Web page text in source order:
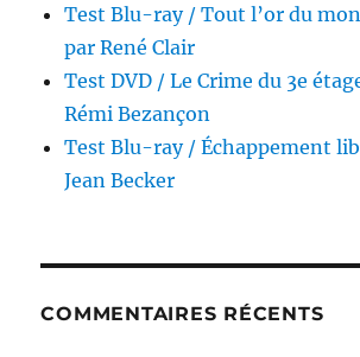
Test Blu-ray / Tout l’or du
par René Clair
Test DVD / Le Crime du 3e
Rémi Bezançon
Test Blu-ray / Échappement
Jean Becker
COMMENTAIRES RÉCENTS